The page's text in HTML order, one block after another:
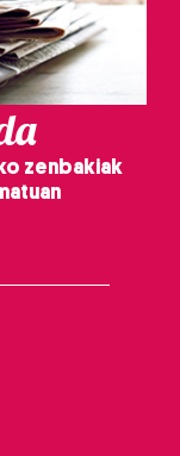
zenbakiak